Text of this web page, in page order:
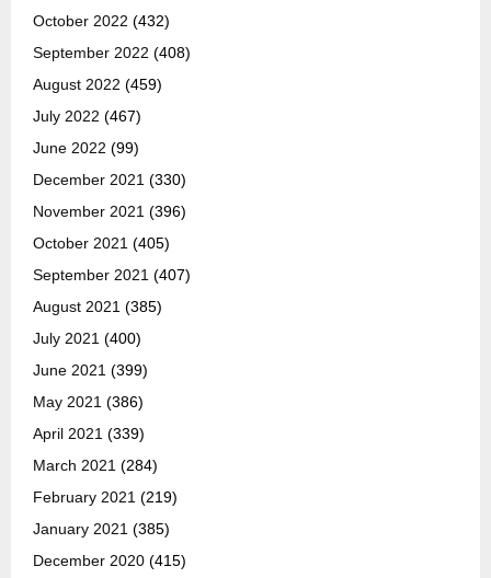
October 2022 (432)
September 2022 (408)
August 2022 (459)
July 2022 (467)
June 2022 (99)
December 2021 (330)
November 2021 (396)
October 2021 (405)
September 2021 (407)
August 2021 (385)
July 2021 (400)
June 2021 (399)
May 2021 (386)
April 2021 (339)
March 2021 (284)
February 2021 (219)
January 2021 (385)
December 2020 (415)